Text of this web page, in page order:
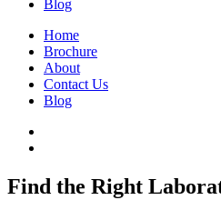
Blog
Home
Brochure
About
Contact Us
Blog
Find the Right